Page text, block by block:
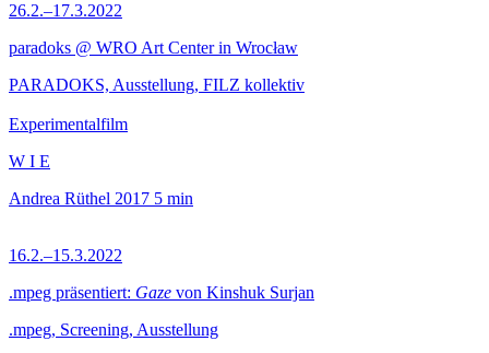
26.2.–17.3.2022
paradoks @ WRO Art Center in Wrocław
PARADOKS, Ausstellung, FILZ kollektiv
Experimentalfilm
W I E
Andrea Rüthel 2017 5 min
16.2.–15.3.2022
.mpeg präsentiert: Gaze von Kinshuk Surjan
.mpeg, Screening, Ausstellung